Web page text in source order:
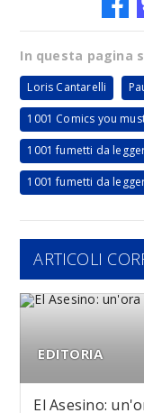
In questa pagina
Loris Cantarelli
1001 Comics you
1001 fumetti da
1001 fumetti da
ARTICOLI
EDITORIA
El Asesino: